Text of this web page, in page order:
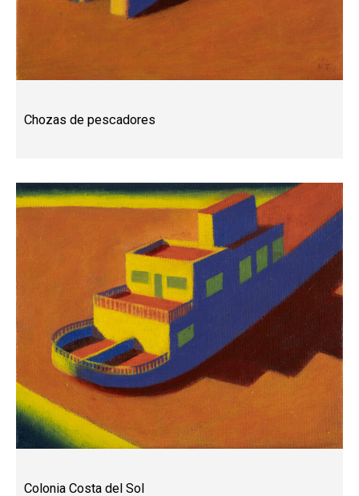
Chozas de pescadores
Colonia Costa del Sol